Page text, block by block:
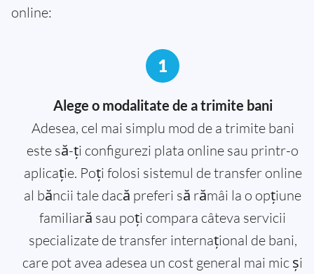
online:
1
Alege o modalitate de a trimite bani
Adesea, cel mai simplu mod de a trimite bani
este să-ți configurezi plata online sau printr-o
aplicație. Poți folosi sistemul de transfer online
al băncii tale dacă preferi să rămâi la o opțiune
familiară sau poți compara câteva servicii
specializate de transfer internațional de bani,
care pot avea adesea un cost general mai mic și